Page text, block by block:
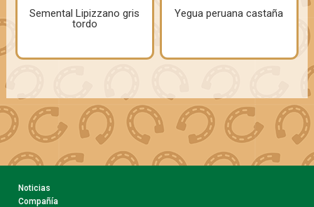
Semental Lipizzano gris
tordo
Yegua peruana castaña
Noticias
Compañía